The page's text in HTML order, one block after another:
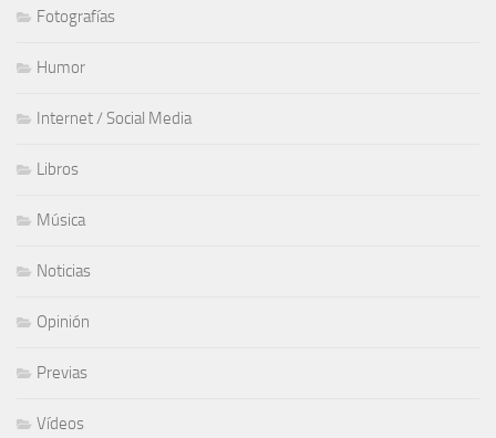
Fotografías
Humor
Internet / Social Media
Libros
Música
Noticias
Opinión
Previas
Vídeos